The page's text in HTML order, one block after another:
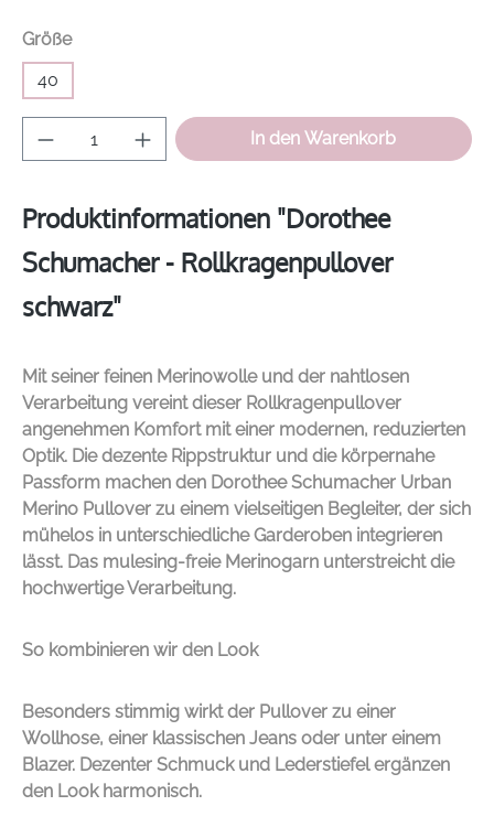
Größeauswählen
40
Produkt Anzahl: Gib den gewünschten
In den Warenkorb
Produktinformationen "Dorothee
Schumacher - Rollkragenpullover
schwarz"
Mit seiner feinen Merinowolle und der nahtlosen
Verarbeitung vereint dieser Rollkragenpullover
angenehmen Komfort mit einer modernen, reduzierten
Optik. Die dezente Rippstruktur und die körpernahe
Passform machen den Dorothee Schumacher Urban
Merino Pullover zu einem vielseitigen Begleiter, der sich
mühelos in unterschiedliche Garderoben integrieren
lässt. Das mulesing-freie Merinogarn unterstreicht die
hochwertige Verarbeitung.
So kombinieren wir den Look
Besonders stimmig wirkt der Pullover zu einer
Wollhose, einer klassischen Jeans oder unter einem
Blazer. Dezenter Schmuck und Lederstiefel ergänzen
den Look harmonisch.